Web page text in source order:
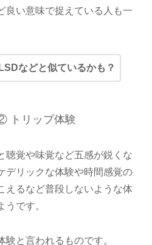
良い意味で捉えている人も一
などと似ているかも？
トリップ体験
聴覚や味覚など五感が鋭くな
デリックな体験や時間感覚の
えるなど普段しないような体
です。
と言われるものです。